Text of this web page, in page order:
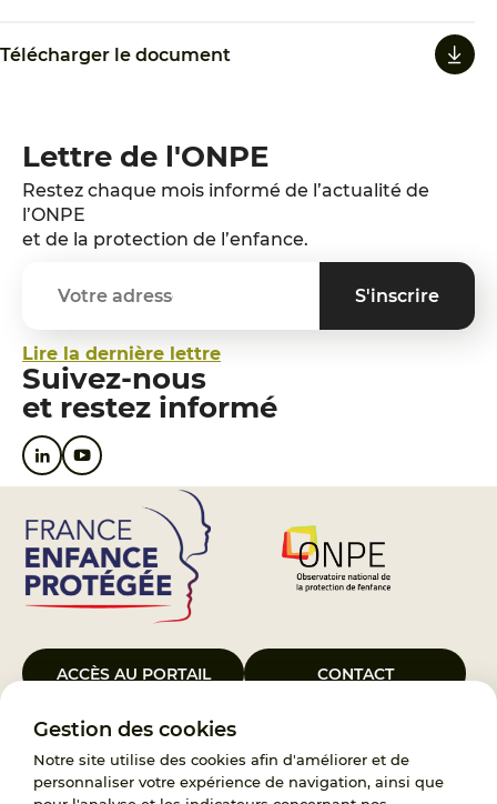
Gestion des cookies
Notre site utilise des cookies afin d'améliorer et de
personnaliser votre expérience de navigation, ainsi que
Télécharger le document
Lettre de l'ONPE
Restez chaque mois informé de l’actualité de
l’ONPE
et de la protection de l’enfance.
Lire la dernière lettre
Suivez-nous
et restez informé
ACCÈS AU PORTAIL CONTACT
Le Groupement d’Intérêt Public France Enfance Protégée, créé le 5
janvier 2023, a pour objet d’assurer les missions de service public du
119, d’accompagnement des adoptants et de traitement des
demandes d’accès aux origines personnelles. France Enfance